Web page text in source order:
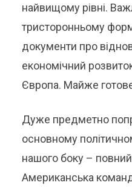
найвищому рівні.
тристоронньому
документи про
економічний
Європа. Майже
Дуже предметно
основному
нашого боку –
Американська